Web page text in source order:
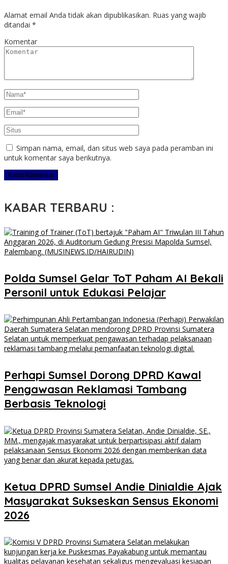
Alamat email Anda tidak akan dipublikasikan. Ruas yang wajib
ditandai *
Komentar
Simpan nama, email, dan situs web saya pada peramban ini
untuk komentar saya berikutnya.
KABAR TERBARU :
Polda Sumsel Gelar ToT Paham AI Bekali
Personil untuk Edukasi Pelajar
Perhapi Sumsel Dorong DPRD Kawal
Pengawasan Reklamasi Tambang
Berbasis Teknologi
Ketua DPRD Sumsel Andie Dinialdie Ajak
Masyarakat Sukseskan Sensus Ekonomi
2026